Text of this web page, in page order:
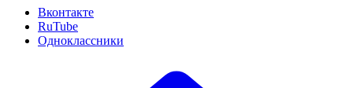
Вконтакте
RuTube
Одноклассники